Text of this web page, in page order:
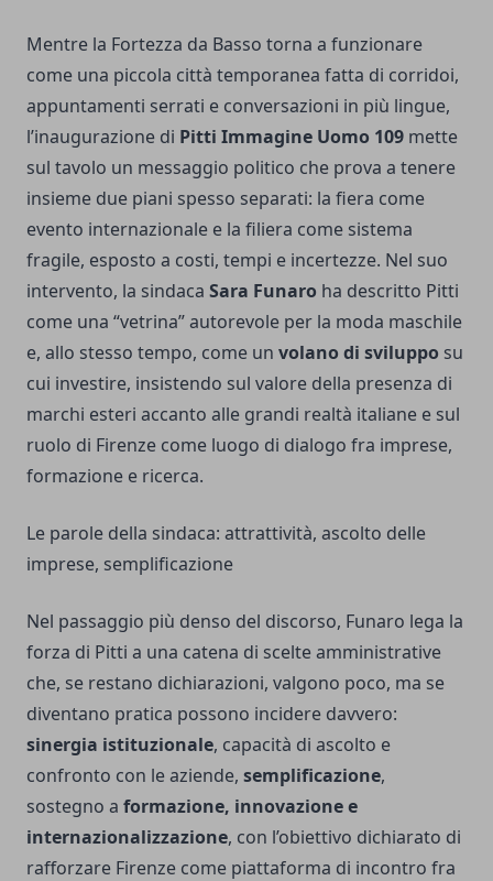
Mentre la Fortezza da Basso torna a funzionare
come una piccola città temporanea fatta di corridoi,
appuntamenti serrati e conversazioni in più lingue,
l’inaugurazione di Pitti Immagine Uomo 109 mette
sul tavolo un messaggio politico che prova a tenere
insieme due piani spesso separati: la fiera come
evento internazionale e la filiera come sistema
fragile, esposto a costi, tempi e incertezze. Nel suo
intervento, la sindaca Sara Funaro ha descritto Pitti
come una “vetrina” autorevole per la moda maschile
e, allo stesso tempo, come un volano di sviluppo su
cui investire, insistendo sul valore della presenza di
marchi esteri accanto alle grandi realtà italiane e sul
ruolo di Firenze come luogo di dialogo fra imprese,
formazione e ricerca.
Le parole della sindaca: attrattività, ascolto delle
imprese, semplificazione
Nel passaggio più denso del discorso, Funaro lega la
forza di Pitti a una catena di scelte amministrative
che, se restano dichiarazioni, valgono poco, ma se
diventano pratica possono incidere davvero:
sinergia istituzionale, capacità di ascolto e
confronto con le aziende, semplificazione,
sostegno a formazione, innovazione e
internazionalizzazione, con l’obiettivo dichiarato di
rafforzare Firenze come piattaforma di incontro fra